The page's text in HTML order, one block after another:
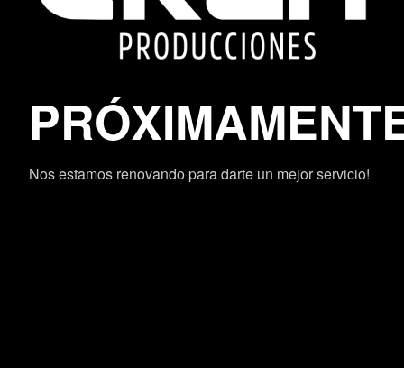
Nos estamos renovando para darte un mejor servicio!